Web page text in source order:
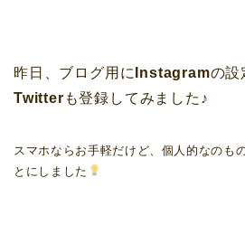
昨日、ブログ用に Instagramの設
Twitter も登録してみました♪
スマホならお手軽だけど、個人的なのも
とにしました